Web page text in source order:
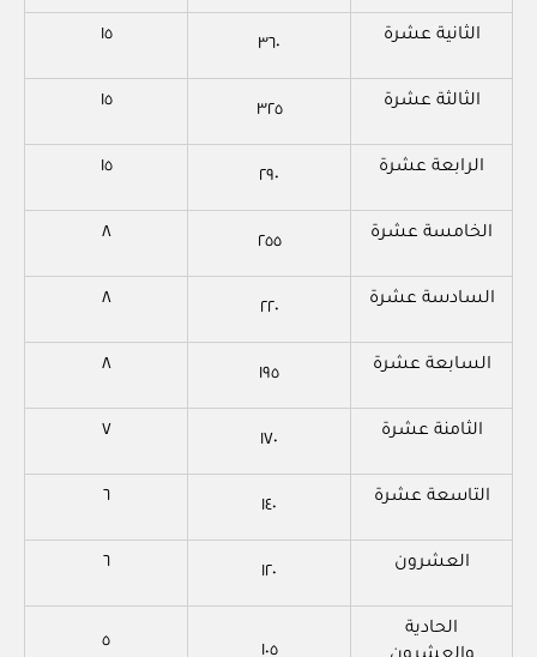
الثانية عشرة ٣٦٠ ١٥
الثالثة عشرة ٣٢٥ ١٥
الرابعة عشرة ٢٩٠ ١٥
الخامسة عشرة ٢٥٥ ٨
السادسة عشرة ٢٢٠ ٨
السابعة عشرة ١٩٥ ٨
الثامنة عشرة ١٧٠ ٧
التاسعة عشرة ١٤٠ ٦
العشرون ١٢٠ ٦
الحادية
١٠٥ ٥